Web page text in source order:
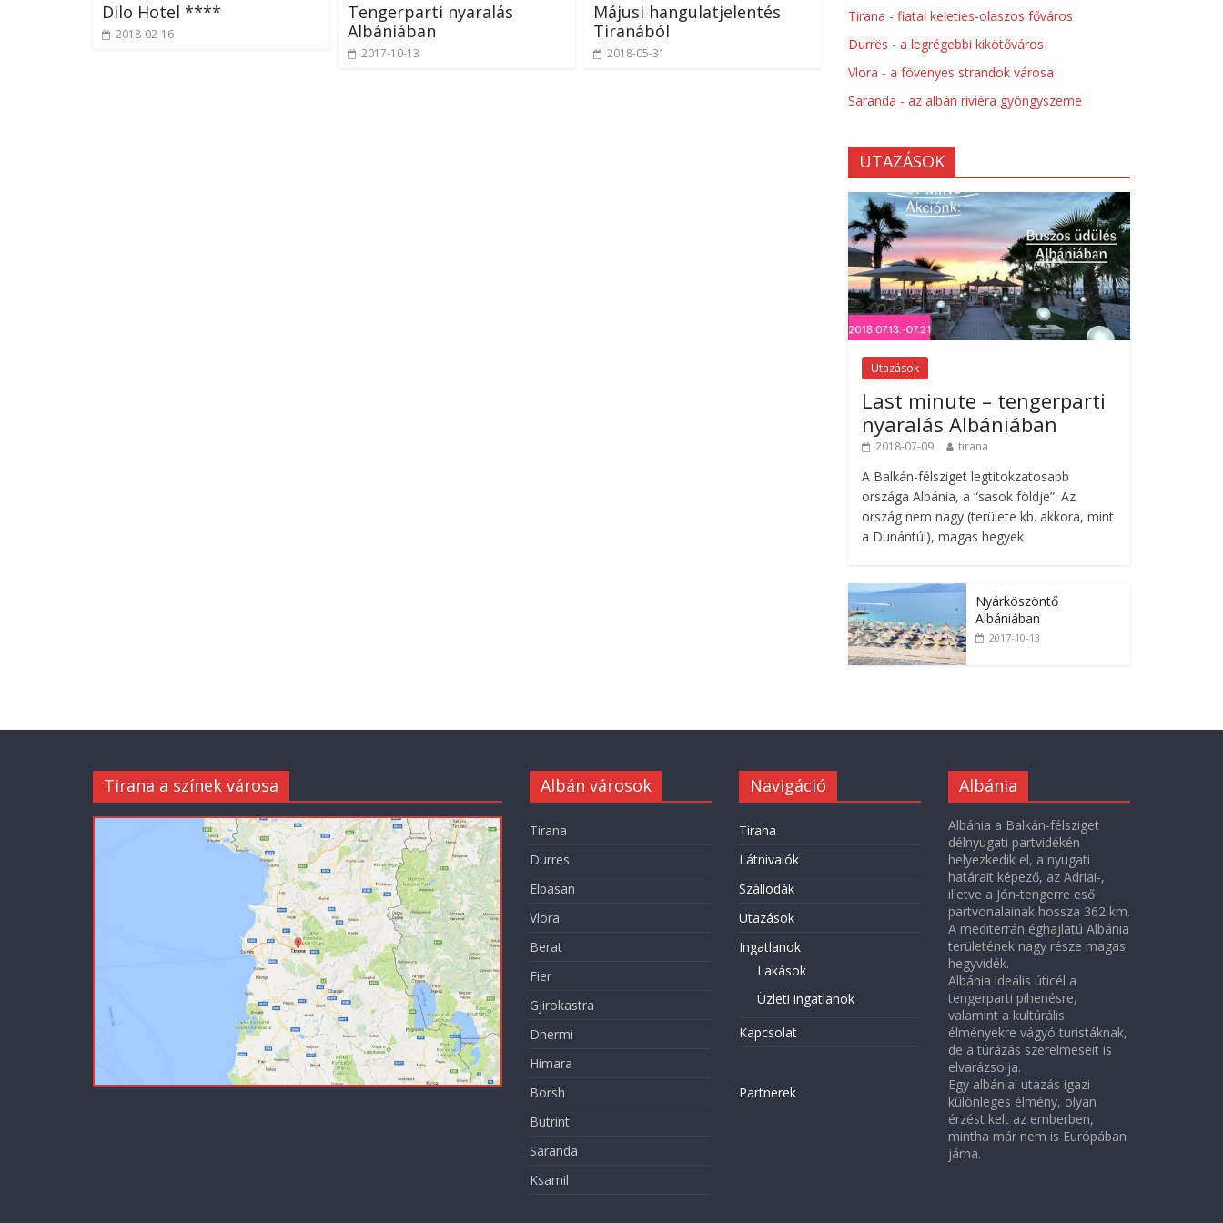
Dilo Hotel ****
2018-02-16
Tengerparti nyaralás
Albániában
2017-10-13
Májusi hangulatjelentés
Tiranából
2018-05-31
Tirana - fiatal keleties-olaszos főváros
Durrës - a legrégebbi kikötőváros
Vlora - a fövenyes strandok városa
Saranda - az albán riviéra gyöngyszeme
UTAZÁSOK
Utazások
Last minute – tengerparti
nyaralás Albániában
2018-07-09 tirana
A Balkán-félsziget legtitokzatosabb
országa Albánia, a “sasok földje”. Az
ország nem nagy (területe kb. akkora, mint
a Dunántúl), magas hegyek
Nyárköszöntő
Albániában
2017-10-13
Tirana a színek városa Albán városok
Tirana
Durres
Elbasan
Vlora
Berat
Fier
Gjirokastra
Dhermi
Himara
Borsh
Butrint
Saranda
Ksamil
Navigáció
Tirana
Látnivalók
Szállodák
Utazások
Ingatlanok
Lakások
Üzleti ingatlanok
Kapcsolat
Partnerek
Albánia
Albánia a Balkán-félsziget
délnyugati partvidékén
helyezkedik el, a nyugati
határait képező, az Adriai-,
illetve a Jón-tengerre eső
partvonalainak hossza 362 km.
A mediterrán éghajlatú Albánia
területének nagy része magas
hegyvidék.
Albánia ideális úticél a
tengerparti pihenésre,
valamint a kultúrális
élményekre vágyó turistáknak,
de a túrázás szerelmeseit is
elvarázsolja.
Egy albániai utazás igazi
különleges élmény, olyan
érzést kelt az emberben,
mintha már nem is Európában
járna.